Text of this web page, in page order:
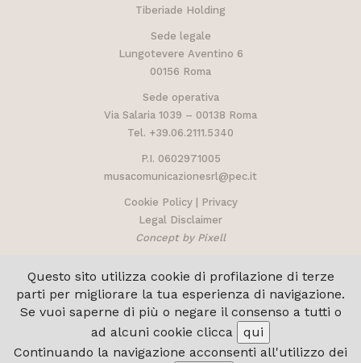
Tiberiade Holding
Sede legale
Lungotevere Aventino 6
00156 Roma
Sede operativa
Via Salaria 1039 – 00138 Roma
Tel. +39.06.2111.5340
P.I. 0602971005
musacomunicazionesrl@pec.it
Cookie Policy|
Privacy
Legal Disclaimer
Concept by Pixell
Questo sito utilizza cookie di profilazione di terze
parti per migliorare la tua esperienza di navigazione.
Se vuoi saperne di più o negare il consenso a tutti o
ad alcuni cookie clicca
qui
Continuando la navigazione acconsenti all'utilizzo dei